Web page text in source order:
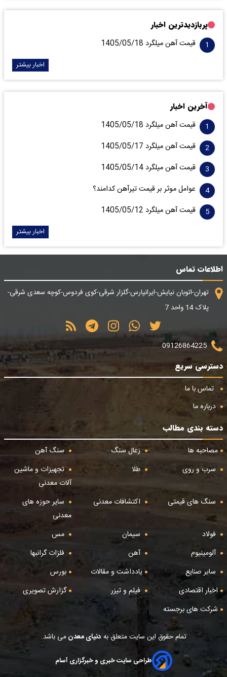
پربازدیدترین اخبار
قیمت آهن میلگرد 1405/05/18
اخبار بیشتر
آخرین اخبار
قیمت آهن میلگرد 1405/05/18
قیمت آهن میلگرد 1405/05/17
قیمت آهن میلگرد 1405/05/14
عوامل موثر بر قیمت تیرآهن کدامند؟
قیمت آهن میلگرد 1405/05/12
اخبار بیشتر
اطلاعات تماس
تهران-اتوبان نیایش-ایرانپارس-گلزار شرقی-کوی فردوس-کوچه سعدی شرقی-
پلاک 14 واحد 7
09126864225
دسترسی سریع
تماس با ما
درباره ما
دسته بندی مطالب
مصاحبه ها
زغال سنگ
سنگ آهن
سرب و روی
طلا
تجهیزات و ماشین
آلات معدنی
سنگ های قیمتی
اکتشافات معدنی
سایر حوزه های
معدنی
فولاد
سیمان
مس
آلومینیوم
آهن
فلزات گرانبها
سایر صنایع
یادداشت و مقالات
بورس
اخبار اقتصادی
فیلم و تیزر
گزارش تصویری
شرکت های برجسته
تمام حقوق این سایت متعلق به دنیای معدنمی باشد.
طراحی سایت خبری و خبرگزاری آسام